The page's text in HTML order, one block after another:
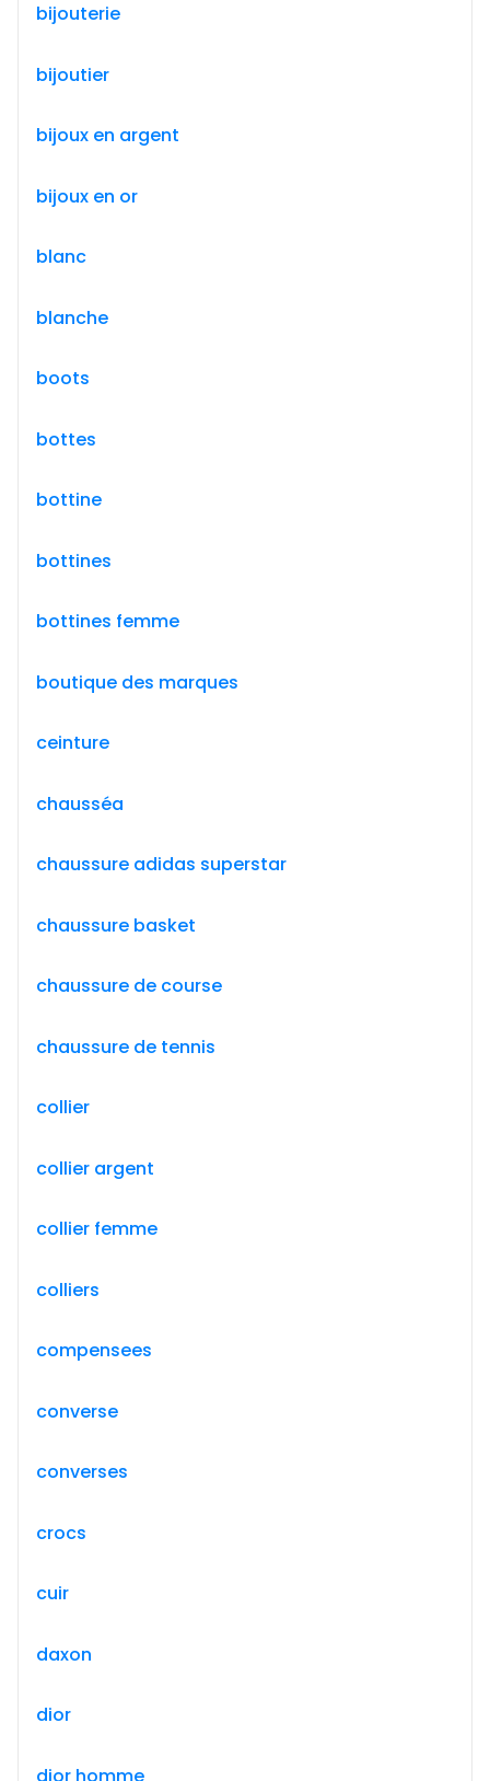
bijouterie
bijoutier
bijoux en argent
bijoux en or
blanc
blanche
boots
bottes
bottine
bottines
bottines femme
boutique des marques
ceinture
chausséa
chaussure adidas superstar
chaussure basket
chaussure de course
chaussure de tennis
collier
collier argent
collier femme
colliers
compensees
converse
converses
crocs
cuir
daxon
dior
dior homme